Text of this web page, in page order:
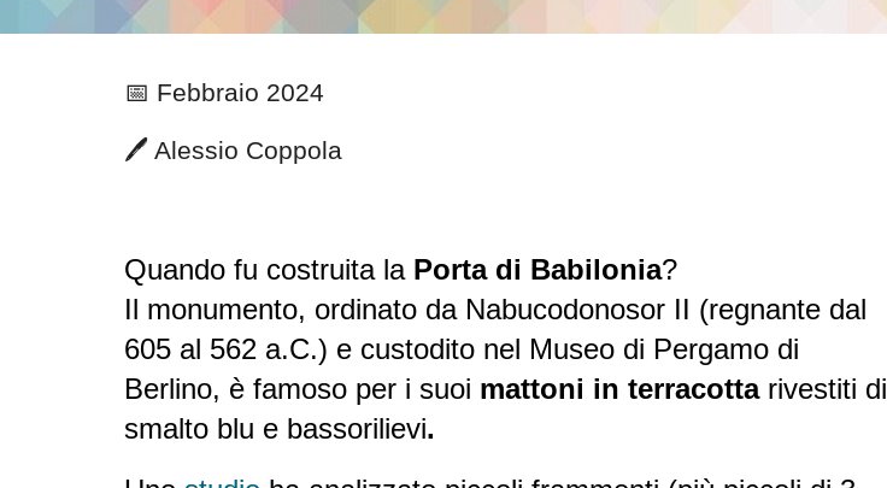
📅 Febbraio 2024
🖊️ Alessio Coppola
Quando fu costruita la Porta di Babilonia?
Il monumento, ordinato da Nabucodonosor II (regnante dal
605 al 562 a.C.) e custodito nel Museo di Pergamo di
Berlino, è famoso per i suoi mattoni in terracotta rivestiti di
smalto blu e bassorilievi.